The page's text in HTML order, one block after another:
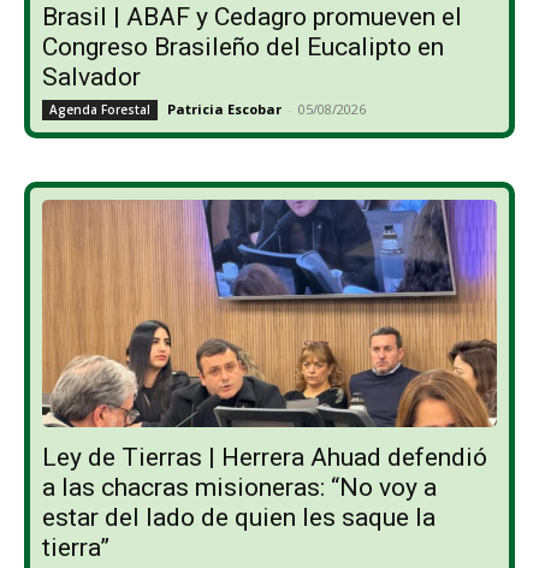
Brasil | ABAF y Cedagro promueven el
Congreso Brasileño del Eucalipto en
Salvador
Agenda Forestal Patricia Escobar - 05/08/2026
Ley de Tierras | Herrera Ahuad defendió
a las chacras misioneras: “No voy a
estar del lado de quien les saque la
tierra”